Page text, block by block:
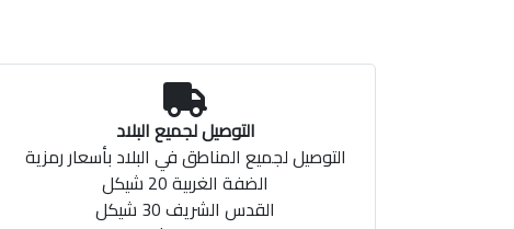
التوصيل لجميع البلاد
التوصيل لجميع المناطق في البلاد بأسعار رمزية
الضفة الغربية 20 شيكل
القدس الشريف 30 شيكل